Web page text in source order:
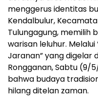
menggerus identitas
Kendalbulur,
Tulungagung, memilih
warisan leluhur.
Jaranan” yang digelar
Rongganan, Sabtu (9/
bahwa budaya
hilang ditelan zaman.